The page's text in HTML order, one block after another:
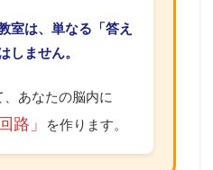
室は、単なる「答え
しません。
あなたの脳内に
路」 を作ります。